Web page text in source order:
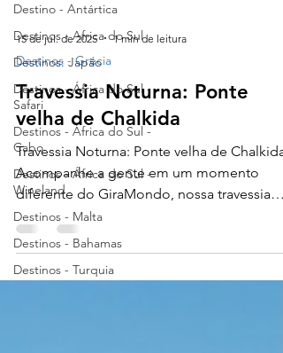
Destino - Antártica
Destinos - Africa do Sul
Destinos: Japão
Destinos - África do Sul -
Safari
Destinos - África do Sul -
Cabo
Destinos - África do Sul -
Wineland
Destinos - Malta
Destinos - Bahamas
Destinos - Turquia
Destinos - Grécia
Travessia Noturna: Ponte
velha de Chalkida
Travessia Noturna: Ponte velha de Chalkida
Acompanhe a gente em um momento
diferente do GiraMondo, nossa travessia
noturna pela Ponte...